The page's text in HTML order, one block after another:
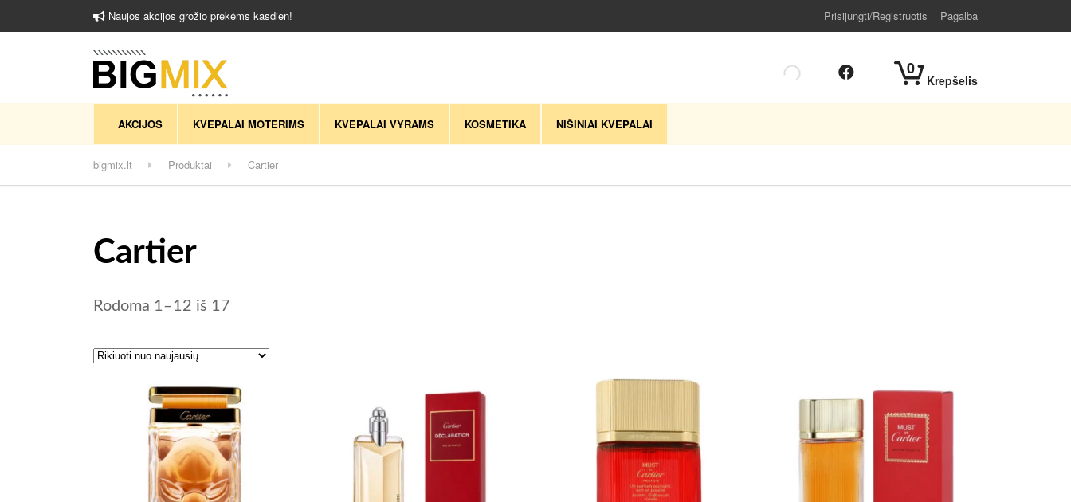
Naujos akcijos grožio prekėms kasdien! Prisijungti/Registruotis Pagalba
0
Krepšelis
AKCIJOS KVEPALAI MOTERIMS KVEPALAI VYRAMS KOSMETIKA NIŠINIAI KVEPALAI
bigmix.lt Produktai Cartier
Cartier
Rodoma 1–12 iš 17